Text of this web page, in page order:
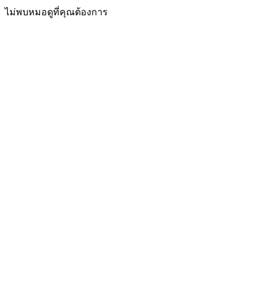
ไม่พบหมอดูที่คุณต้องการ